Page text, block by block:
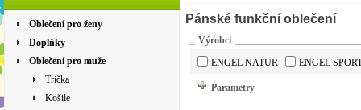
Oblečení pro ženy
Doplňky
Oblečení pro muže
Trička
Košile
Pánské funkční oblečení
Výrobci
ENGEL NATUR
ENGEL
Parametry